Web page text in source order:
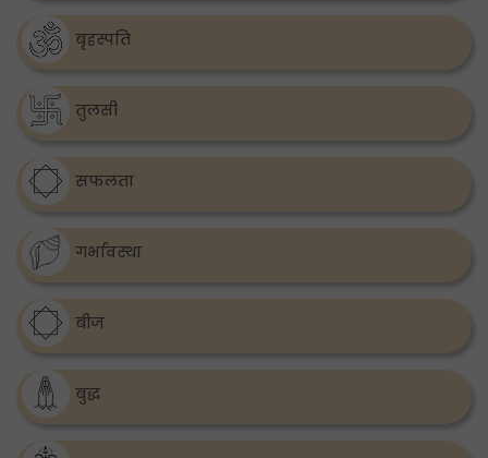
बृहस्पति
तुलसी
सफलता
गर्भावस्था
बीज
बुद्ध